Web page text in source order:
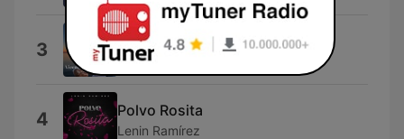
3 Popurrí Vicente Fernandez
Rey Coronado
4 Polvo Rosita
Lenin Ramírez